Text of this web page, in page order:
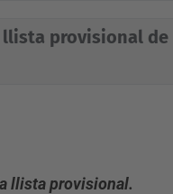
provisional de
llista provisional.